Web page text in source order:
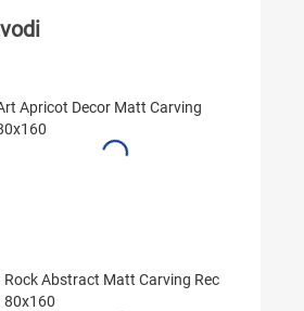
Apricot Decor Matt Carving
Rock Abstract Matt Carving Rec
80x160